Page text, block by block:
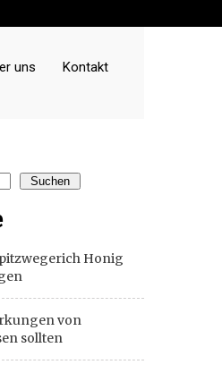
uns Kontakt
Suchen
Honig
von
sollten